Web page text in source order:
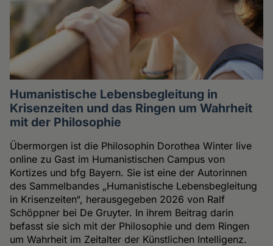
Humanistische Lebensbegleitung in
Krisenzeiten und das Ringen um Wahrheit
mit der Philosophie
Übermorgen ist die Philosophin Dorothea Winter live
online zu Gast im Humanistischen Campus von
Kortizes und bfg Bayern. Sie ist eine der Autorinnen
des Sammelbandes „Humanistische Lebensbegleitung
in Krisenzeiten“, herausgegeben 2026 von Ralf
Schöppner bei De Gruyter. In ihrem Beitrag darin
befasst sie sich mit der Philosophie und dem Ringen
um Wahrheit im Zeitalter der Künstlichen Intelligenz.